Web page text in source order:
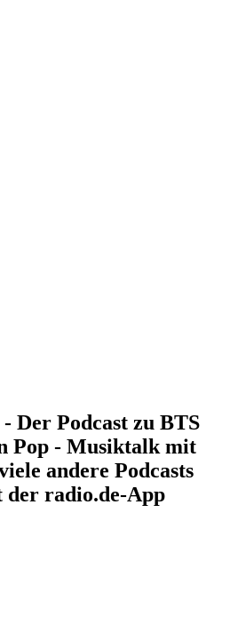
Der Podcast zu BTS
Pop - Musiktalk mit
andere Podcasts
radio.de-App